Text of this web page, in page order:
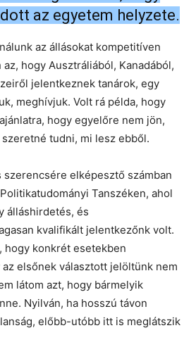
az egyetem helyzete.
az állásokat kompetitíven
hogy Ausztráliából, Kanadából,
jelentkeznek tanárok, egy
meghívjuk. Volt rá példa, hogy
hogy egyelőre nem jön,
tudni, mi lesz ebből.
szerencsére elképesztő számban
Tanszéken, ahol
álláshirdetés, és
kvalifikált jelentkezőnk volt.
hogy konkrét esetekben
elsőnek választott jelöltünk nem
látom azt, hogy bármelyik
Nyilván, ha hosszú távon
előbb-utóbb itt is meglátszik